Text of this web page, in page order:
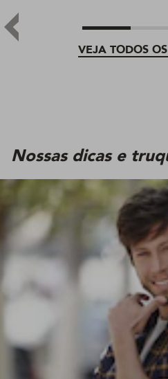
VEJA TODOS
Nossas dicas e